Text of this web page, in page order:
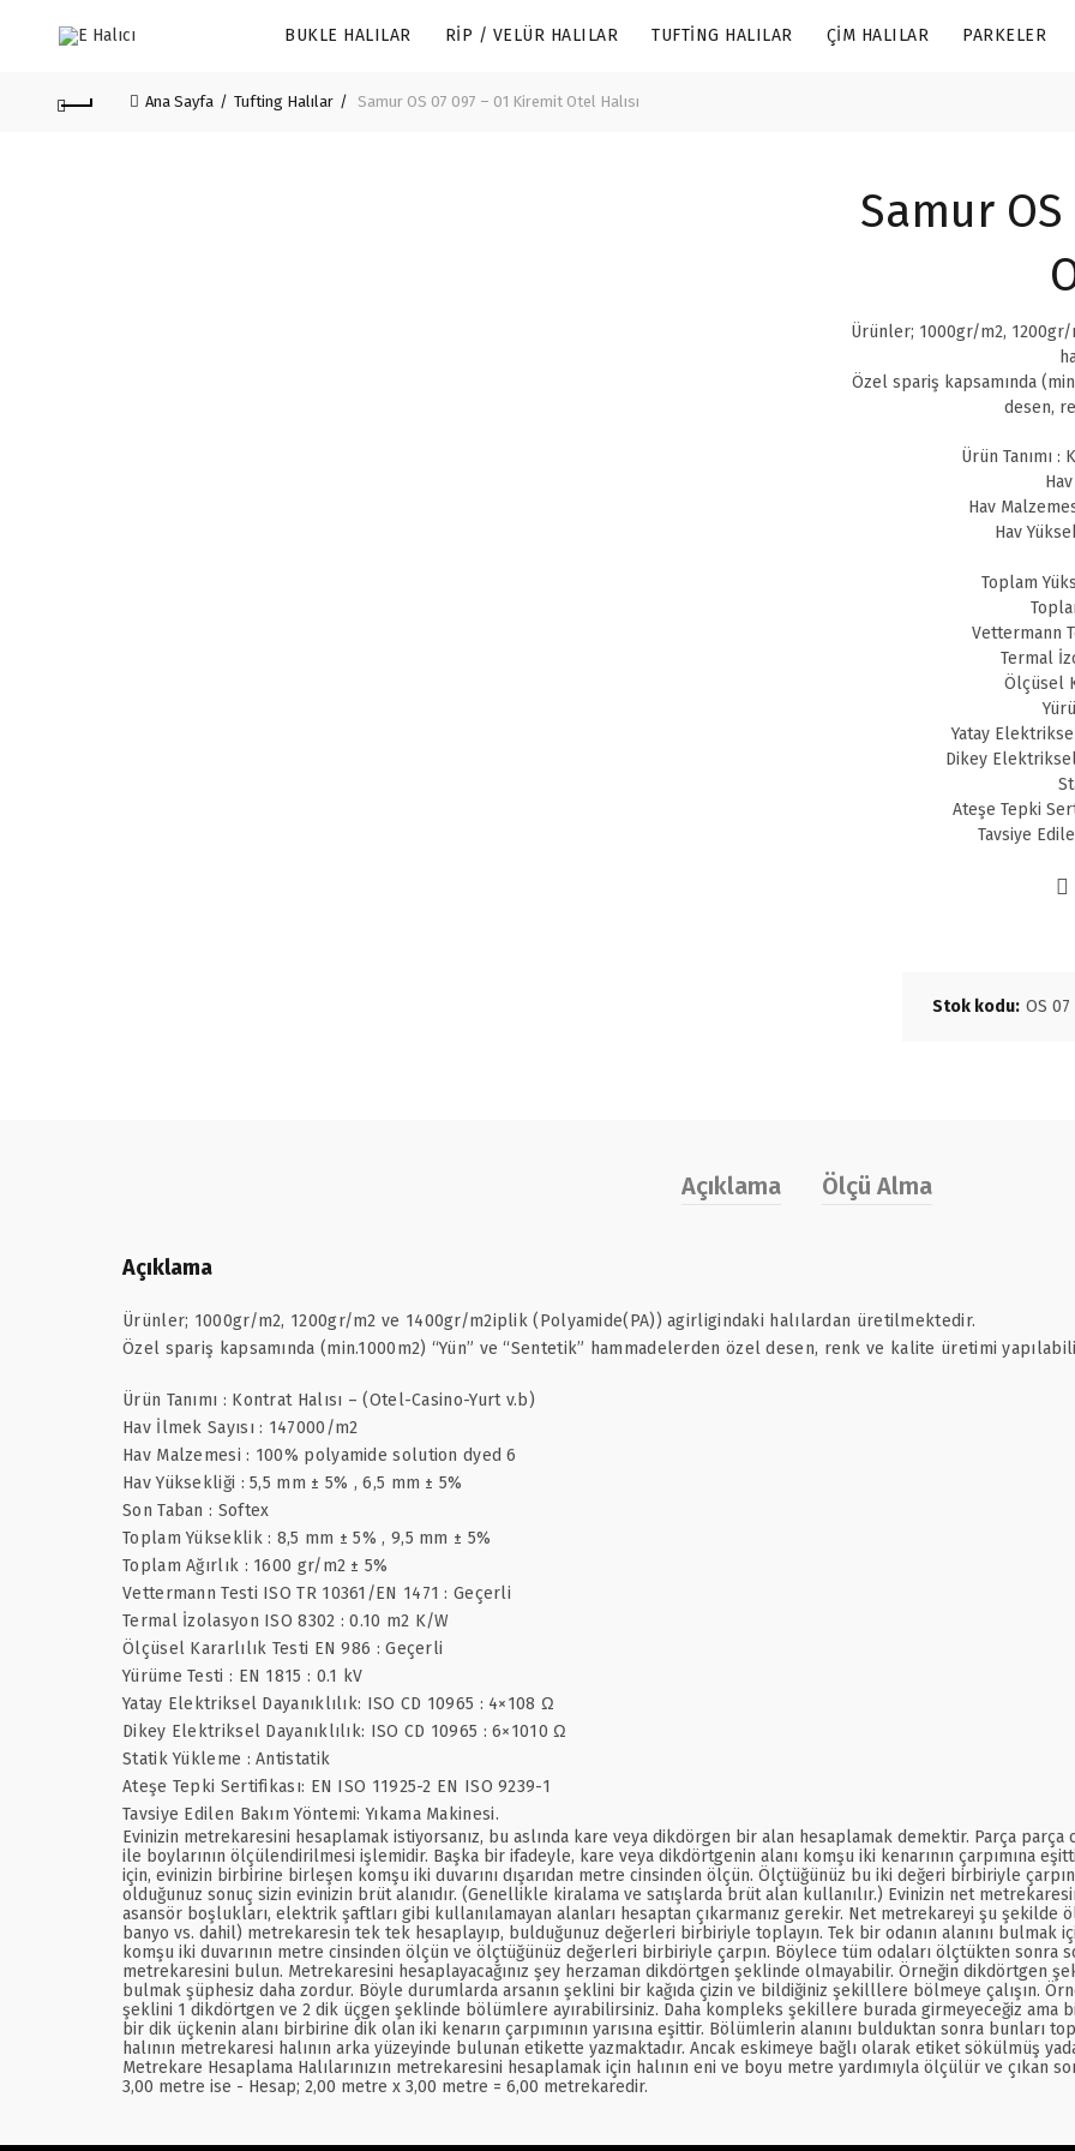
BUKLE HALILAR RIP / VELÜR HALILAR TUFTING HALILAR ÇIM HALILAR PARKELER
Ana Sayfa Tufting Halılar Samur OS 07 097 – 01 Kiremit Otel Halısı
Samur
Ürünler; 1000gr/m2,
Özel spariş kapsamında
desen,
Ürün Tanımı :
Hav
Hav
Toplam
Vettermann
Termal
Ölçüsel
Yatay
Dikey Elektriksel
Ateşe Tepki
Tavsiye
Stok kodu: OS
Açıklama Ölçü Alma
Açıklama
Ürünler; 1000gr/m2, 1200gr/m2 ve 1400gr/m2iplik (Polyamide(PA)) agirligindaki halılardan üretilmektedir.
Özel spariş kapsamında (min.1000m2) “Yün” ve “Sentetik” hammadelerden özel desen, renk ve kalite üretimi
Ürün Tanımı : Kontrat Halısı – (Otel-Casino-Yurt v.b)
Hav İlmek Sayısı : 147000/m2
Hav Malzemesi : 100% polyamide solution dyed 6
Hav Yüksekliği : 5,5 mm ± 5% , 6,5 mm ± 5%
Son Taban : Softex
Toplam Yükseklik : 8,5 mm ± 5% , 9,5 mm ± 5%
Toplam Ağırlık : 1600 gr/m2 ± 5%
Vettermann Testi ISO TR 10361/EN 1471 : Geçerli
Termal İzolasyon ISO 8302 : 0.10 m2 K/W
Ölçüsel Kararlılık Testi EN 986 : Geçerli
Yürüme Testi : EN 1815 : 0.1 kV
Yatay Elektriksel Dayanıklılık: ISO CD 10965 : 4×108 Ω
Dikey Elektriksel Dayanıklılık: ISO CD 10965 : 6×1010 Ω
Statik Yükleme : Antistatik
Ateşe Tepki Sertifikası: EN ISO 11925-2 EN ISO 9239-1
Tavsiye Edilen Bakım Yöntemi: Yıkama Makinesi.
Evinizin metrekaresini hesaplamak istiyorsanız, bu aslında kare veya dikdörgen bir alan hesaplamak demektir. Parça
ile boylarının ölçülendirilmesi işlemidir. Başka bir ifadeyle, kare veya dikdörtgenin alanı komşu iki kenarının çarpımına
için, evinizin birbirine birleşen komşu iki duvarını dışarıdan metre cinsinden ölçün. Ölçtüğünüz bu iki değeri birbiriyle
olduğunuz sonuç sizin evinizin brüt alanıdır. (Genellikle kiralama ve satışlarda brüt alan kullanılır.) Evinizin net
asansör boşlukları, elektrik şaftları gibi kullanılamayan alanları hesaptan çıkarmanız gerekir. Net metrekareyi şu şekilde
banyo vs. dahil) metrekaresin tek tek hesaplayıp, bulduğunuz değerleri birbiriyle toplayın. Tek bir odanın alanını bulmak
komşu iki duvarının metre cinsinden ölçün ve ölçtüğünüz değerleri birbiriyle çarpın. Böylece tüm odaları ölçtükten sonra
metrekaresini bulun. Metrekaresini hesaplayacağınız şey herzaman dikdörtgen şeklinde olmayabilir. Örneğin dikdörtgen
bulmak şüphesiz daha zordur. Böyle durumlarda arsanın şeklini bir kağıda çizin ve bildiğiniz şekilllere bölmeye çalışın.
şeklini 1 dikdörtgen ve 2 dik üçgen şeklinde bölümlere ayırabilirsiniz. Daha kompleks şekillere burada girmeyeceğiz ama
bir dik üçkenin alanı birbirine dik olan iki kenarın çarpımının yarısına eşittir. Bölümlerin alanını bulduktan sonra bunları
halının metrekaresi halının arka yüzeyinde bulunan etikette yazmaktadır. Ancak eskimeye bağlı olarak etiket sökülmüş
Metrekare Hesaplama Halılarınızın metrekaresini hesaplamak için halının eni ve boyu metre yardımıyla ölçülür ve çıkan
3,00 metre ise - Hesap; 2,00 metre x 3,00 metre = 6,00 metrekaredir.